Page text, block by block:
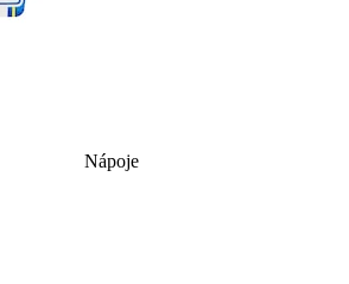
Nápoje